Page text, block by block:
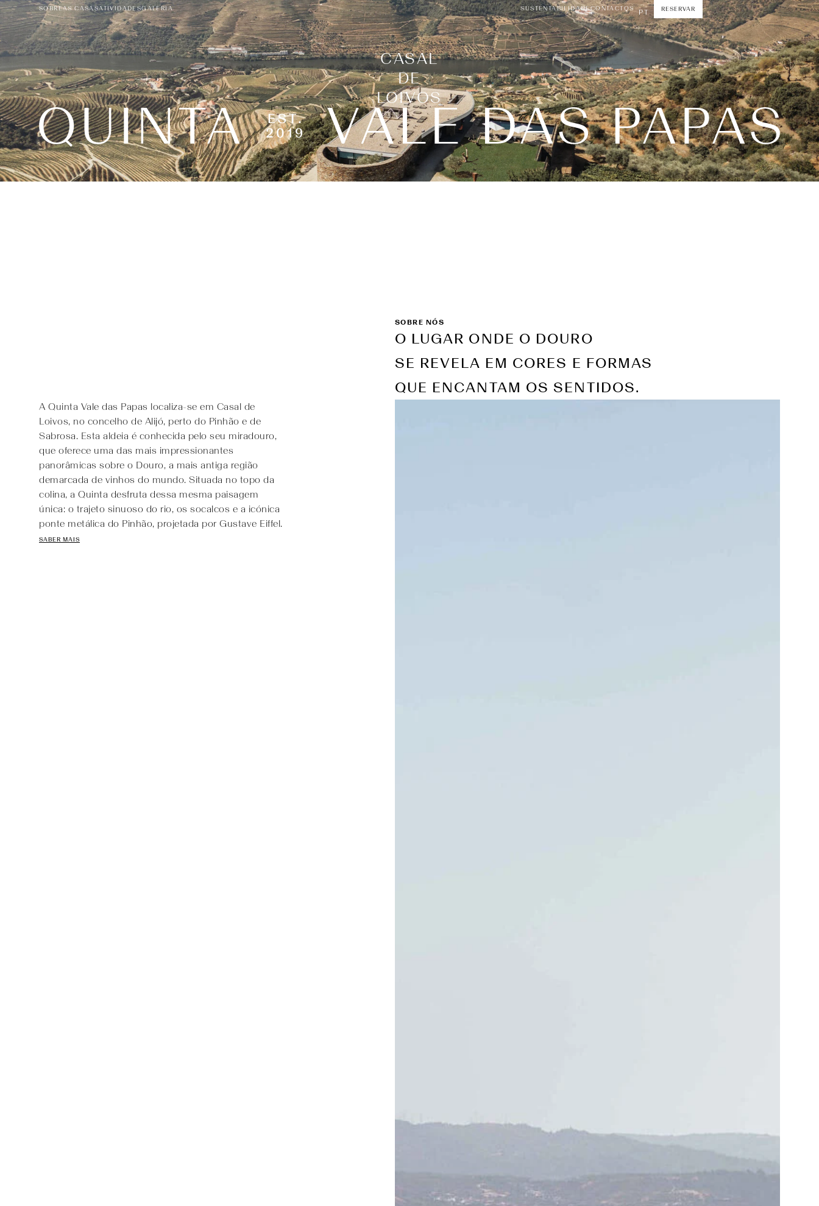
SOBREAS CASAS ATIVIDADESGALERIA SUSTENTABILIDADECONTACTOS PT RESERVAR
SOBREAS CASASATIVIDADESGALERIA SUSTENTABILIDADECONTACTOS PT RESERVAR
CASAL
DE
LOIVOS
SOBRE NÓS
O LUGAR ONDE O DOURO
SE REVELA EM CORES E FORMAS
QUE ENCANTAM OS SENTIDOS.
A Quinta Vale das Papas localiza-se em Casal de
Loivos, no concelho de Alijó, perto do Pinhão e de
Sabrosa. Esta aldeia é conhecida pelo seu miradouro,
que oferece uma das mais impressionantes
panorâmicas sobre o Douro, a mais antiga região
demarcada de vinhos do mundo. Situada no topo da
colina, a Quinta desfruta dessa mesma paisagem
única: o trajeto sinuoso do rio, os socalcos e a icónica
ponte metálica do Pinhão, projetada por Gustave Eiffel.
SABER MAIS